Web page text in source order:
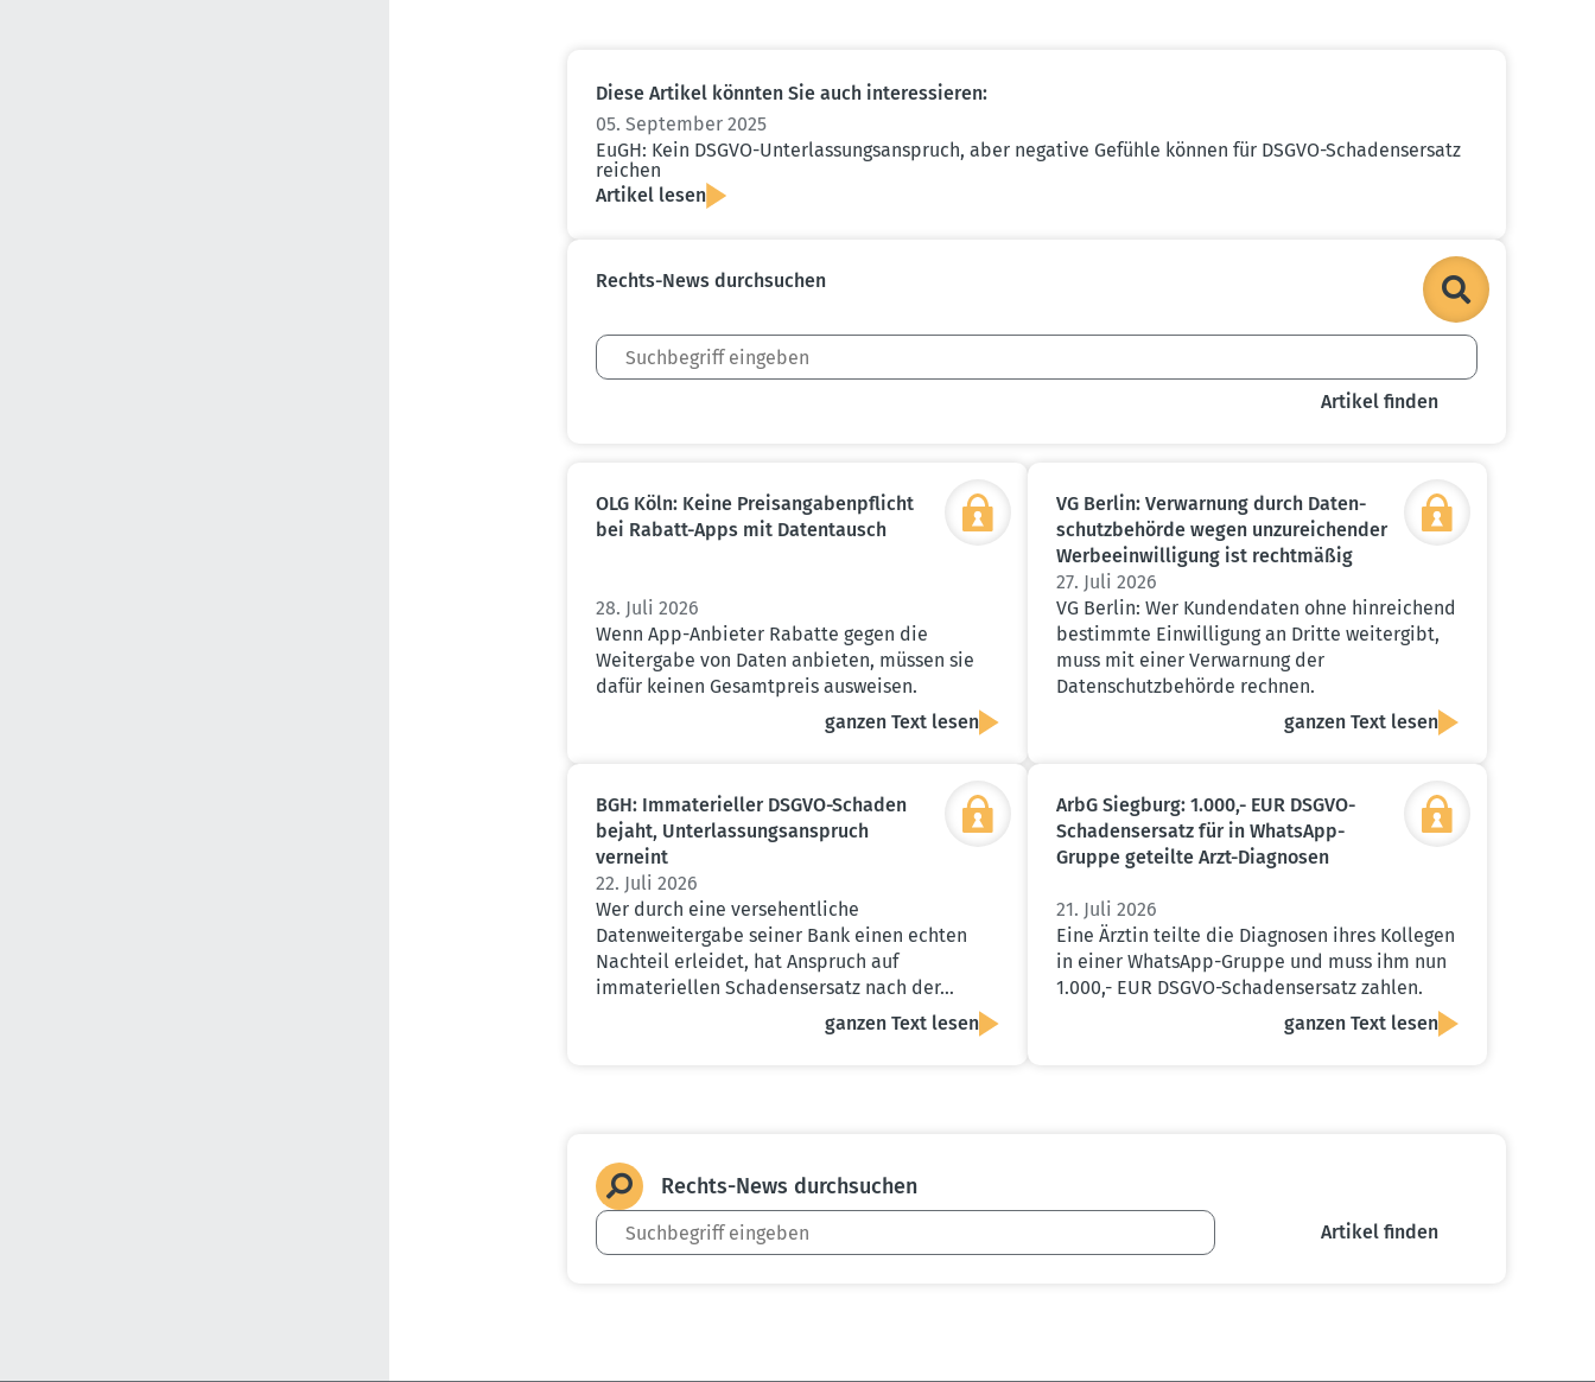
Diese Artikel könnten Sie auch inter­es­sieren:
05. September 2025
EuGH: Kein DSGVO-Unter­las­sungs­an­spruch, aber negative Gefühle können für DSGVO-Schadens­ersatz
reichen
Artikel lesen
Rechts-News durch­suchen
OLG Köln: Keine Preis­an­ga­ben­pflicht
bei Rabatt-Apps mit Daten­tausch
28. Juli 2026
Wenn App-Anbieter Rabatte gegen die
Weitergabe von Daten anbieten, müssen sie
dafür keinen Gesamtpreis ausweisen.
ganzen Text lesen
VG Berlin: Verwarnung durch Daten­
schutz­be­hörde wegen unzurei­chender
Werbe­ein­wil­ligung ist recht­mäßig
27. Juli 2026
VG Berlin: Wer Kundendaten ohne hinreichend
bestimmte Einwilligung an Dritte weitergibt,
muss mit einer Verwarnung der
Datenschutzbehörde rechnen.
ganzen Text lesen
BGH: Immate­ri­eller DSGVO-Schaden
bejaht, Unter­las­sungs­an­spruch
verneint
22. Juli 2026
Wer durch eine versehentliche
Datenweitergabe seiner Bank einen echten
Nachteil erleidet, hat Anspruch auf
immateriellen Schadensersatz nach der…
ganzen Text lesen
ArbG Siegburg: 1.000,- EUR DSGVO-
Schadens­ersatz für in WhatsApp-
Gruppe geteilte Arzt-Diagnosen
21. Juli 2026
Eine Ärztin teilte die Diagnosen ihres Kollegen
in einer WhatsApp-Gruppe und muss ihm nun
1.000,- EUR DSGVO-Schadensersatz zahlen.
ganzen Text lesen
Rechts-News durch­suchen